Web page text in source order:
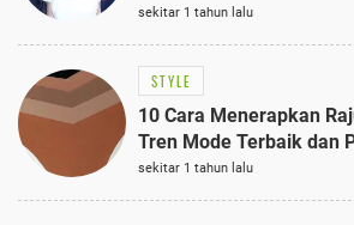
Terungkap!
sekitar 1 tahun lalu
STYLE
10 Cara Menerapkan
Tren Mode Terbaik dan
sekitar 1 tahun lalu